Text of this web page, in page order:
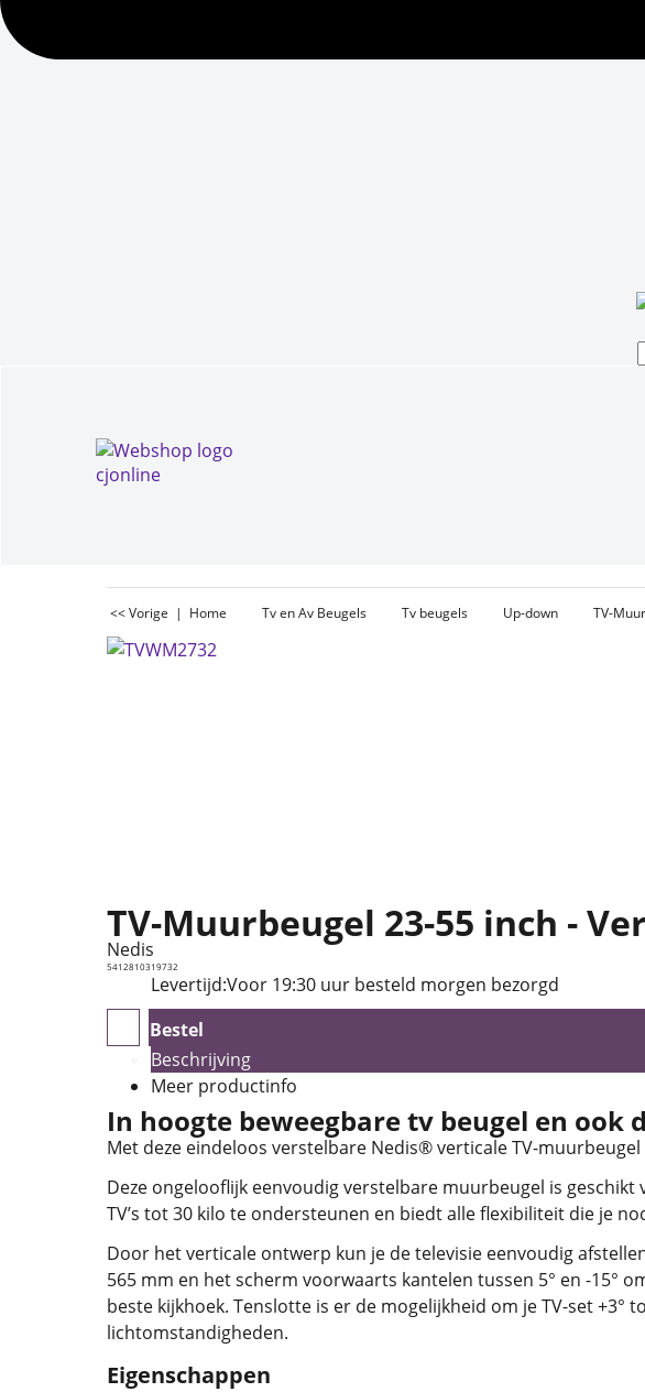
<< Vorige | Home Tv en Av Beugels Tv beugels Up-down TV-
TV-Muurbeugel 23-55 inch -
Nedis
5412810319732
Levertijd:Voor 19:30 uur besteld morgen bezorgd
Bestel
Beschrijving
Meer productinfo
In hoogte beweegbare tv beugel en
Met deze eindeloos verstelbare Nedis® verticale TV-
Deze ongelooflijk eenvoudig verstelbare muurbeugel is geschikt
TV’s tot 30 kilo te ondersteunen en biedt alle flexibiliteit die je
Door het verticale ontwerp kun je de televisie eenvoudig
565 mm en het scherm voorwaarts kantelen tussen 5° en -15°
beste kijkhoek. Tenslotte is er de mogelijkheid om je TV-set
lichtomstandigheden.
Eigenschappen